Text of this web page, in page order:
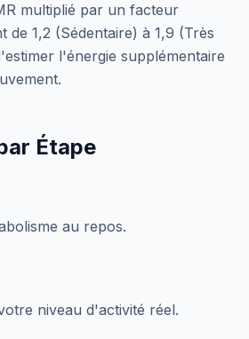
multiplié par un facteur
de 1,2 (Sédentaire) à 1,9 (Très
l'énergie supplémentaire
Étape
au repos.
niveau d'activité réel.